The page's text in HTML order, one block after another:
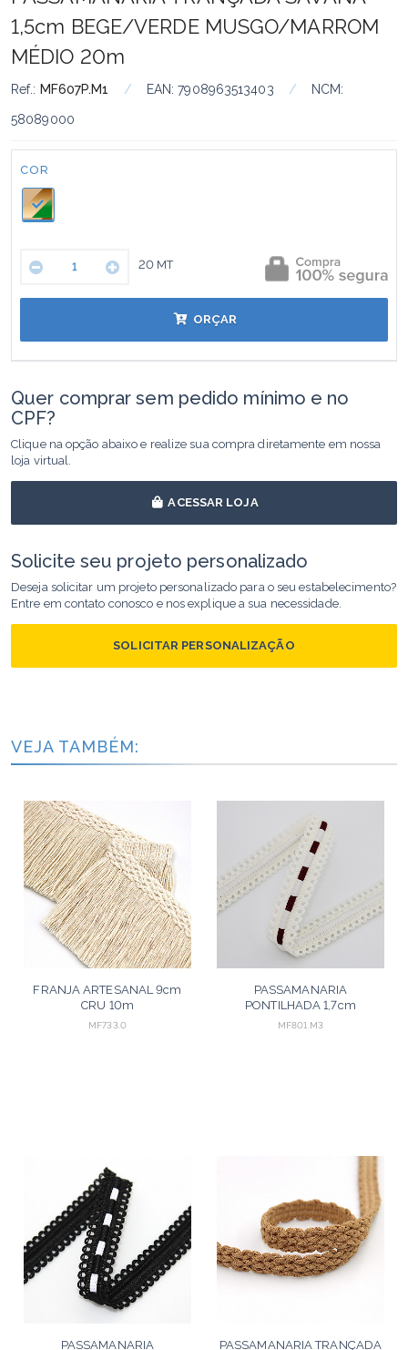
1,5cm BEGE/VERDE MUSGO/MARROM
MÉDIO 20m
Ref.: MF607P.M1 / EAN: 7908963513403 / NCM:
58089000
Cor:
COR
20 MT
ORÇAR
Quer comprar sem pedido mínimo e no
CPF?
Clique na opção abaixo e realize sua compra diretamente em nossa
loja virtual.
ACESSAR LOJA
Solicite seu projeto personalizado
Deseja solicitar um projeto personalizado para o seu estabelecimento?
Entre em contato conosco e nos explique a sua necessidade.
SOLICITAR PERSONALIZAÇÃO
VEJA TAMBÉM:
FRANJA ARTESANAL 9cm
CRU 10m
MF733.0
PASSAMANARIA
PONTILHADA 1,7cm
CHAMPAGNE/VINHO 20m
MF801.M3
PASSAMANARIA PASSAMANARIA TRANÇADA